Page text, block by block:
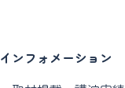
インフォメーション